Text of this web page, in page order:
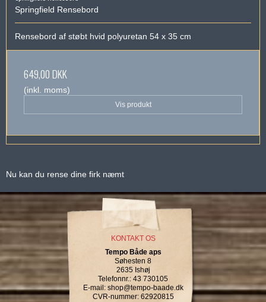
Springfield Rensebord
Rensebord af støbt hvid polyuretan 54 x 35 cm
649,00 DKK
(inkl. moms)
Vis produkt
Nu kan du rense dine firk næmt
KONTAKT OS
Tempo Både aps
Søhesten 8
2635 Ishøj
Telefonnr.: 43 730105
E-mail : shop@tempo-baade.dk
CVR-nummer:62920815